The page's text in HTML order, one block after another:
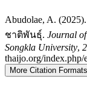
Abudolae, A.
ชาติพันธุ์. Journal
Songkla University,
thaijo.org/
More Citation Formats